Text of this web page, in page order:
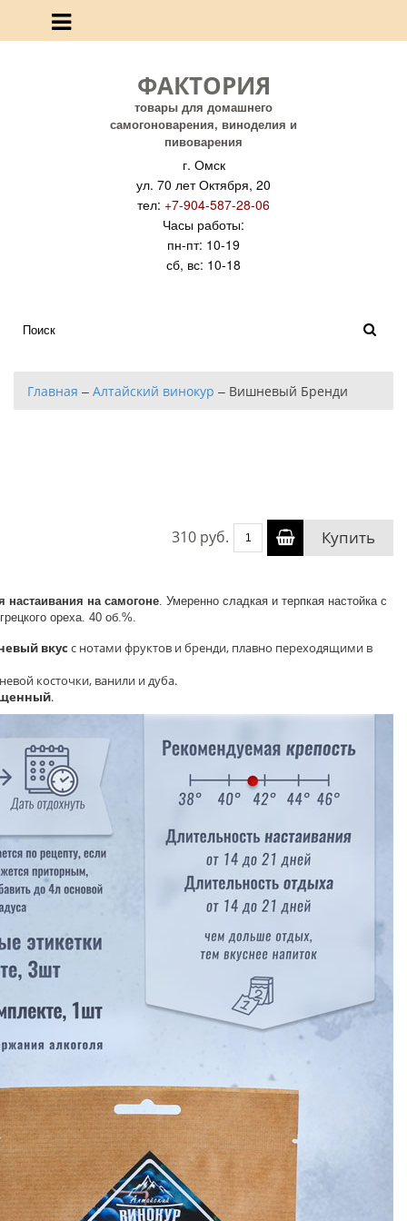
ФАКТОРИЯ
товары для домашнего
самогоноварения, виноделия и
пивоварения
г. Омск
ул. 70 лет Октября, 20
тел: +7-904-587-28-06
Часы работы:
пн-пт: 10-19
сб, вс: 10-18
Главная – Алтайский винокур – Вишневый Бренди
310 руб. Купить
настаивания на самогоне. Умеренно сладкая и терпкая настойка с
ореха. 40 об.%.
вкус с нотами фруктов и бренди, плавно переходящими в
косточки, ванили и дуба.
.